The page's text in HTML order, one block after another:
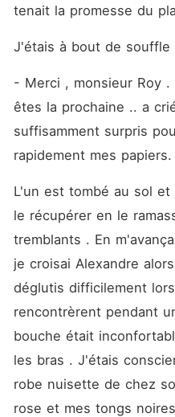
tenait la promesse du
J'étais à bout de
- Merci , monsieur Roy
êtes la prochaine .. a
suffisamment surpris
rapidement mes papiers.
L'un est tombé au sol
le récupérer en le
tremblants . En
je croisai Alexandre
déglutis difficilement
rencontrèrent pendant
bouche était
les bras . J'étais
robe nuisette de chez
rose et mes tongs